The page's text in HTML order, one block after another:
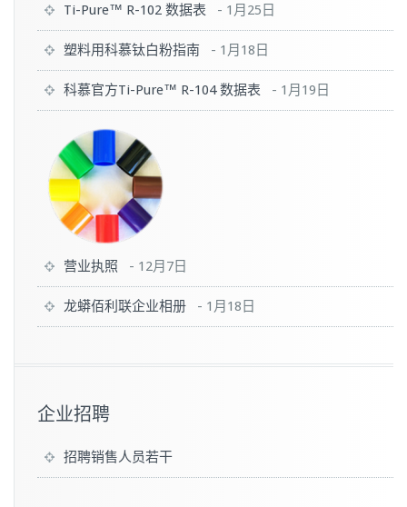
Ti-Pure™ R-102 数据表 - 1月25日
塑料用科慕钛白粉指南 - 1月18日
科慕官方Ti-Pure™ R-104 数据表 - 1月19日
营业执照 - 12月7日
龙蟒佰利联企业相册 - 1月18日
企业招聘
招聘销售人员若干